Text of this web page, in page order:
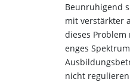
Beunruhigend
mit verstärkter
dieses Problem
enges
nicht